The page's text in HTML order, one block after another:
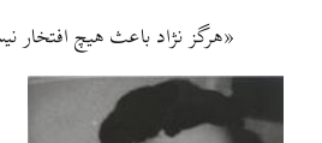
«هرگز نژاد باعث هیچ افتخار